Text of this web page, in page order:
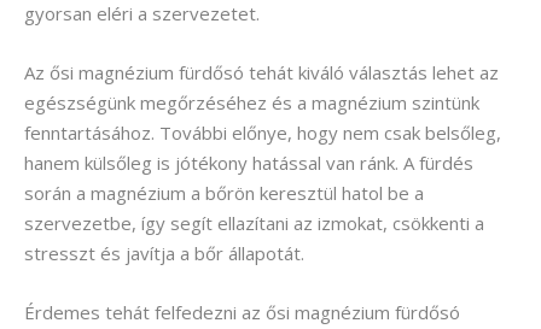
gyorsan eléri a szervezetet.
Az ősi magnézium fürdősó tehát kiváló választás lehet az
egészségünk megőrzéséhez és a magnézium szintünk
fenntartásához. További előnye, hogy nem csak belsőleg,
hanem külsőleg is jótékony hatással van ránk. A fürdés
során a magnézium a bőrön keresztül hatol be a
szervezetbe, így segít ellazítani az izmokat, csökkenti a
stresszt és javítja a bőr állapotát.
Érdemes tehát felfedezni az ősi magnézium fürdősó